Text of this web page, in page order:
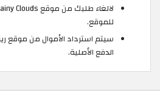
للموقع.
سيتم استرداد الأموال من موقع
الدفع الأصلية.